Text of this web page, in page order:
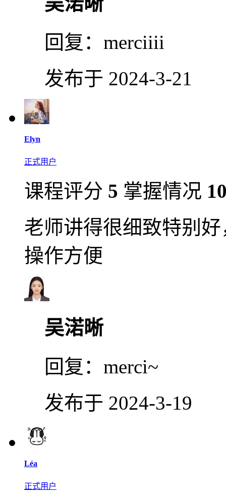
回复： merciiii
发布于 2024-3-21
Elyn
正式用户
课程评分 5 掌握情况
老师讲得很细致特别
操作方便
吴渃晰
回复： merci~
发布于 2024-3-19
Léa
正式用户